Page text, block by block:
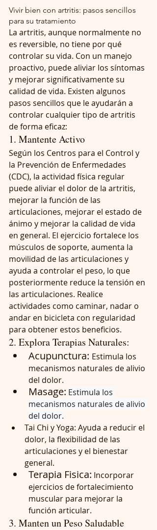
Vivir bien con artritis: pasos sencillos
para su tratamiento
La artritis, aunque normalmente no
es reversible, no tiene por qué
controlar su vida. Con un manejo
proactivo, puede aliviar los síntomas
y mejorar significativamente su
calidad de vida. Existen algunos
pasos sencillos que le ayudarán a
controlar cualquier tipo de artritis
de forma eficaz:
1. Mantente Activo
Según los Centros para el Control y
la Prevención de Enfermedades
(CDC), la actividad física regular
puede aliviar el dolor de la artritis,
mejorar la función de las
articulaciones, mejorar el estado de
ánimo y mejorar la calidad de vida
en general. El ejercicio fortalece los
músculos de soporte, aumenta la
movilidad de las articulaciones y
ayuda a controlar el peso, lo que
posteriormente reduce la tensión en
las articulaciones. Realice
actividades como caminar, nadar o
andar en bicicleta con regularidad
para obtener estos beneficios.
2. Explora Terapias Naturales:
Acupunctura: Estimula los
mecanismos naturales de alivio
del dolor.
Masage: Estimula los
mecanismos naturales de alivio
del dolor.
Tai Chi y Yoga: Ayuda a reducir el
dolor, la flexibilidad de las
articulaciones y el bienestar
general.
Terapia Fisica: Incorporar
ejercicios de fortalecimiento
muscular para mejorar la
función articular.
3. Manten un Peso Saludable